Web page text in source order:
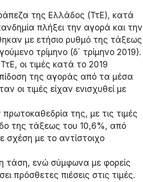
της Ελλάδος (ΤτΕ), κατά
πλήξει την αγορά και την
με ετήσιο ρυθμό της τάξεως
τρίμηνο (δ΄ τρίμηνο 2019).
οι τιμές κατά το 2019
της αγοράς από τα μέσα
οι τιμές είχαν ενισχυθεί με
της, με τις τιμές
της τάξεως του 10,6%, από
σχέση με το αντίστοιχο
τάση, ενώ σύμφωνα με φορείς
πρόσθετες πιέσεις στις τιμές.